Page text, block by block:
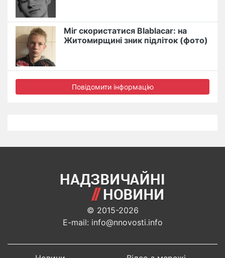
Міг скористатися Blablacar: на
Житомирщині зник підліток (фото)
Повідомити інформацію
© 2015-2026
E-mail: info@nnovosti.info